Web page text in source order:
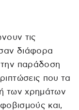
τις
διάφορα
παράδοση
που τα
των χρημάτων
και,